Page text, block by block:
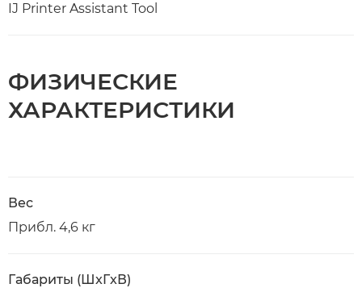
IJ Printer Assistant Tool
ФИЗИЧЕСКИЕ
ХАРАКТЕРИСТИКИ
Вес
Прибл. 4,6 кг
Габариты (ШxГxВ)